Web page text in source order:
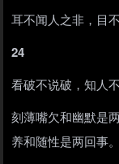
耳不闻人之非，目
24
看破不说破，知人
刻薄嘴欠和幽默是
养和随性是两回事。